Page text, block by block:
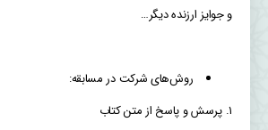
و جوایز ارزنده دیگر…
روش‌های شرکت در مسابقه:
۱. پرسش و پاسخ از متن کتاب